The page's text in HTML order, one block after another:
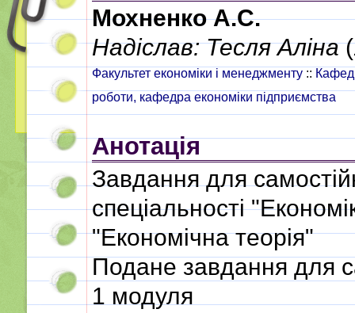
Мохненко А.С.
Надіслав: Тесля Аліна(
Факультет економіки і менеджменту ::
роботи, кафедра економіки підприємства
Анотація
Завдання для
спеціальності
"Економічна теорія"
Подане завдання для
1 модуля